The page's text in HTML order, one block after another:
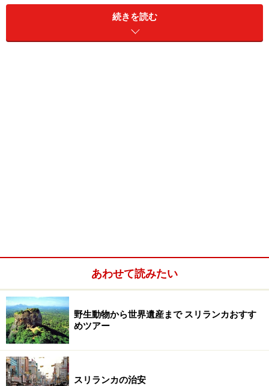
ちの雇用を目的としています。日本の目が不自由な指圧
師の先生がスリランカへ渡り技術指導したその技は、丁
寧でかつ繊細で、指先が日本人に似て器用だと言われて
しまう人なども多いとか……。
■Thusare Hosue & Spa
住所：103/12, Dharmapala Mawatha, Colombo, Sri Lanka
TEL：+94 11 4 369967
メール：thusarehouse@gmail.com
続きを読む
あわせて読みたい
野生動物から世界遺産まで スリランカおすす
めツアー
スリランカの治安